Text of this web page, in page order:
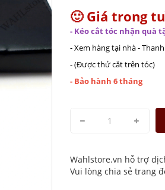
🙂 Giá trong
- Kéo cắt tóc nhận quà
- Xem hàng tại nhà -
- (Được thử cắt trên tóc)
- Bảo hành 6 tháng
Wahlstore.vn hỗ trợ
Vui lòng chia sẻ trang